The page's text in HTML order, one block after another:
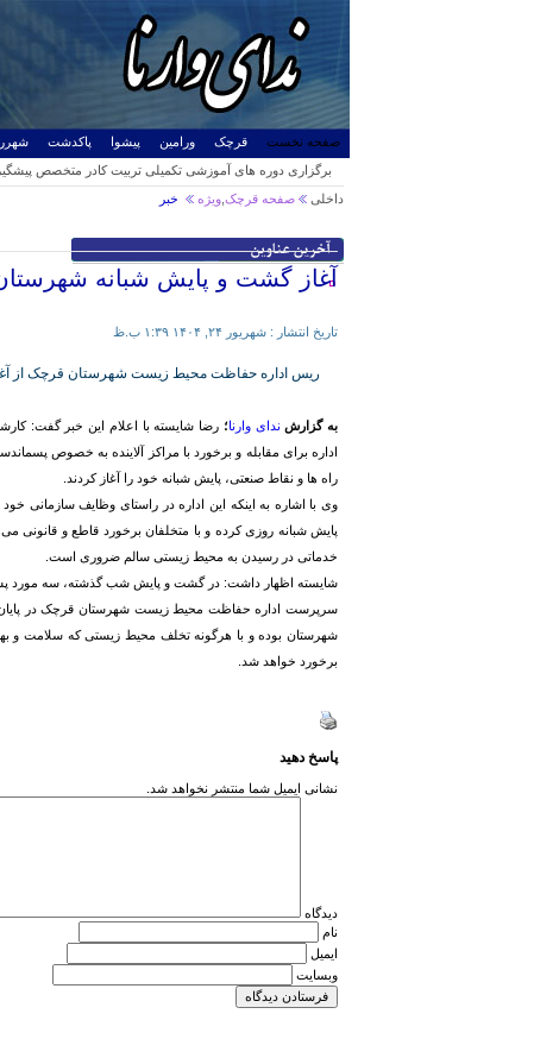
صفحه نخست قرچک ورامین پیشوا پاکدشت
«انتخاب جوان سال»؛ مسیری برای شناسایی جوانان اثرگذار
خشک شدن تالاب «بندعلی‌خان»؛ تهدید ریزگردها برای ۴ استان
برگزاری دوره های آموزشی تکمیلی تربیت کادر متخصص
و ورامین
معرفی اعضای جدید اتحادیه صنف طلا،نقره و ساعت
تشریح برنامه های ۱۴ و ۱۵ خرداد در نشست
هماهنگی تبلیغات اسلامی استان تهران با
آتش سوزی انبار لوازم یدکی در محله رسالت پیشوا
راه اندازی ایستگاه گاز ورامین توسط شهرداری
آماده برگزاری انتخابات تمام الکترونیک ریاست جمهوری
وعده‌ها محقق شد/عملیات پیاده راه‌سازی خیابان محمدآباد آغاز
«علی خزائی» رسما منتخب مردم ورامین پیشوا و قرچک داخلی صفحه قرچک ویژه خبر
آغاز گشت و پایش شبانه
تاریخ انتشار : شهریور ۲۴, ۱۴۰۴ ۱:۳۹ ب.ظ
ریس اداره حفاظت محیط زیست شهرستان قرچک از
به گزارش ندای وارنا؛ رضا شایسته با اعلام این خبر گفت:
اداره برای مقابله و برخورد با مراکز آلاینده به خصوص
راه ها و نقاط صنعتی، پایش شبانه خود را آغاز کردند.
وی با اشاره به اینکه این اداره در راستای وظایف
پایش شبانه روزی کرده و با متخلفان برخورد قاطع و قانونی
خدماتی در رسیدن به محیط زیستی سالم ضروری است.
شایسته اظهار داشت: در گشت و پایش شب گذشته، سه مورد
سرپرست اداره حفاظت محیط زیست شهرستان قرچک در
شهرستان بوده و با هرگونه تخلف محیط زیستی که سلامت و
برخورد خواهد شد.
پاسخ دهید
نشانی ایمیل شما منتشر نخواهد شد.
دیدگاه
نام
ایمیل
وبسایت